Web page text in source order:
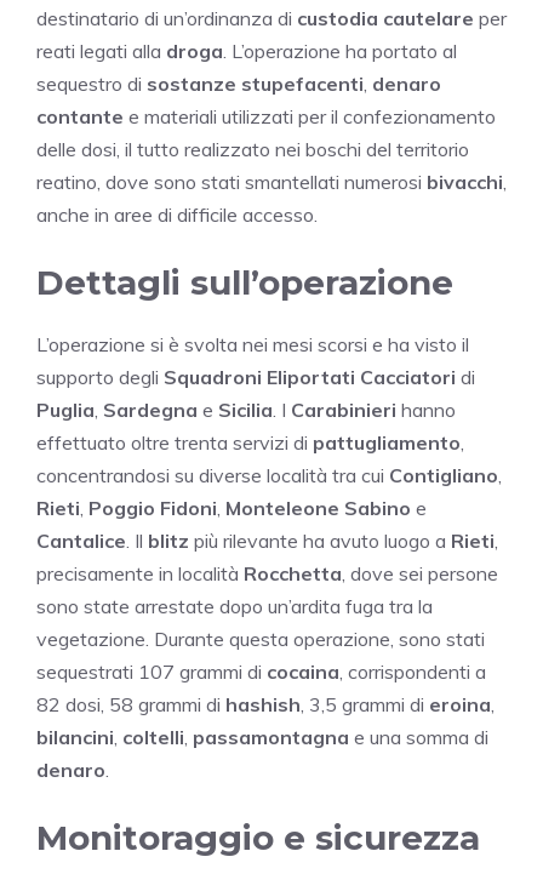
destinatario di un’ordinanza di custodia cautelare per
reati legati alla droga. L’operazione ha portato al
sequestro di sostanze stupefacenti, denaro
contante e materiali utilizzati per il confezionamento
delle dosi, il tutto realizzato nei boschi del territorio
reatino, dove sono stati smantellati numerosi bivacchi,
anche in aree di difficile accesso.
Dettagli sull’operazione
L’operazione si è svolta nei mesi scorsi e ha visto il
supporto degli Squadroni Eliportati Cacciatori di
Puglia, Sardegna e Sicilia. I Carabinieri hanno
effettuato oltre trenta servizi di pattugliamento,
concentrandosi su diverse località tra cui Contigliano,
Rieti, Poggio Fidoni, Monteleone Sabino e
Cantalice. Il blitz più rilevante ha avuto luogo a Rieti,
precisamente in località Rocchetta, dove sei persone
sono state arrestate dopo un’ardita fuga tra la
vegetazione. Durante questa operazione, sono stati
sequestrati 107 grammi di cocaina, corrispondenti a
82 dosi, 58 grammi di hashish, 3,5 grammi di eroina,
bilancini, coltelli, passamontagna e una somma di
denaro.
Monitoraggio e sicurezza